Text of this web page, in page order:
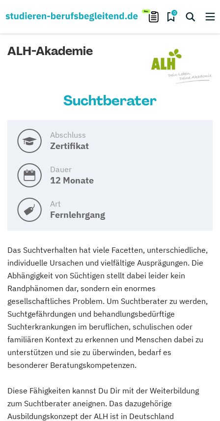
0
ALH-Akademie
Suchtberater
Abschluss
Zertifikat
Dauer
12 Monate
Art
Fernlehrgang
Das Suchtverhalten hat viele Facetten, unterschiedliche,
individuelle Ursachen und vielfältige Ausprägungen. Die
Abhängigkeit von Süchtigen stellt dabei leider kein
Randphänomen dar, sondern ein enormes
gesellschaftliches Problem. Um Suchtberater zu werden,
Suchtgefährdungen und behandlungsbedürftige
Suchterkrankungen im beruflichen, schulischen oder
familiären Kontext zu erkennen und Menschen dabei zu
unterstützen und sie zu überwinden, bedarf es
besonderer Beratungskompetenzen.
Diese Fähigkeiten kannst Du Dir mit der Weiterbildung
zum Suchtberater aneignen. Das dazugehörige
Ausbildungskonzept der ALH ist in Deutschland